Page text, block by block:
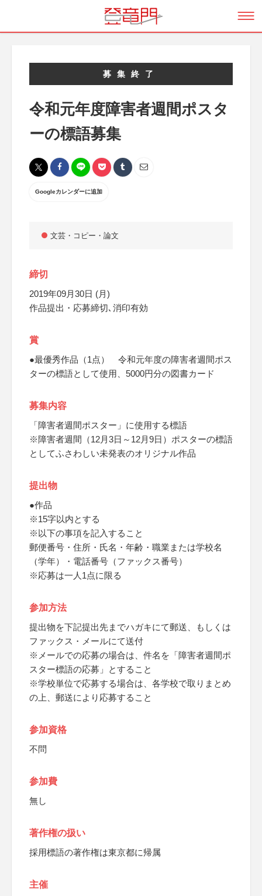
募集終了
令和元年度障害者週間ポスタ
ーの標語募集
Googleカレンダーに追加
文芸・コピー・論文
締切
2019年09月30日 (月)
作品提出・応募締切､消印有効
賞
●最優秀作品（1点） 令和元年度の障害者週間ポス
ターの標語として使用、5000円分の図書カード
募集内容
「障害者週間ポスター」に使用する標語
※障害者週間（12月3日～12月9日）ポスターの標語
としてふさわしい未発表のオリジナル作品
提出物
●作品
※15字以内とする
※以下の事項を記入すること
郵便番号・住所・氏名・年齢・職業または学校名
（学年）・電話番号（ファックス番号）
※応募は一人1点に限る
参加方法
提出物を下記提出先までハガキにて郵送、もしくは
ファックス・メールにて送付
※メールでの応募の場合は、件名を「障害者週間ポ
スター標語の応募」とすること
※学校単位で応募する場合は、各学校で取りまとめ
の上、郵送により応募すること
参加資格
不問
参加費
無し
著作権の扱い
採用標語の著作権は東京都に帰属
主催